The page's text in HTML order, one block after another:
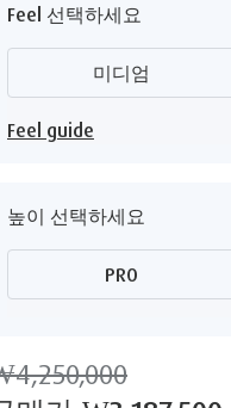
Feel 선택하세요
미디엄
Feel guide
높이 선택하세요
PRO